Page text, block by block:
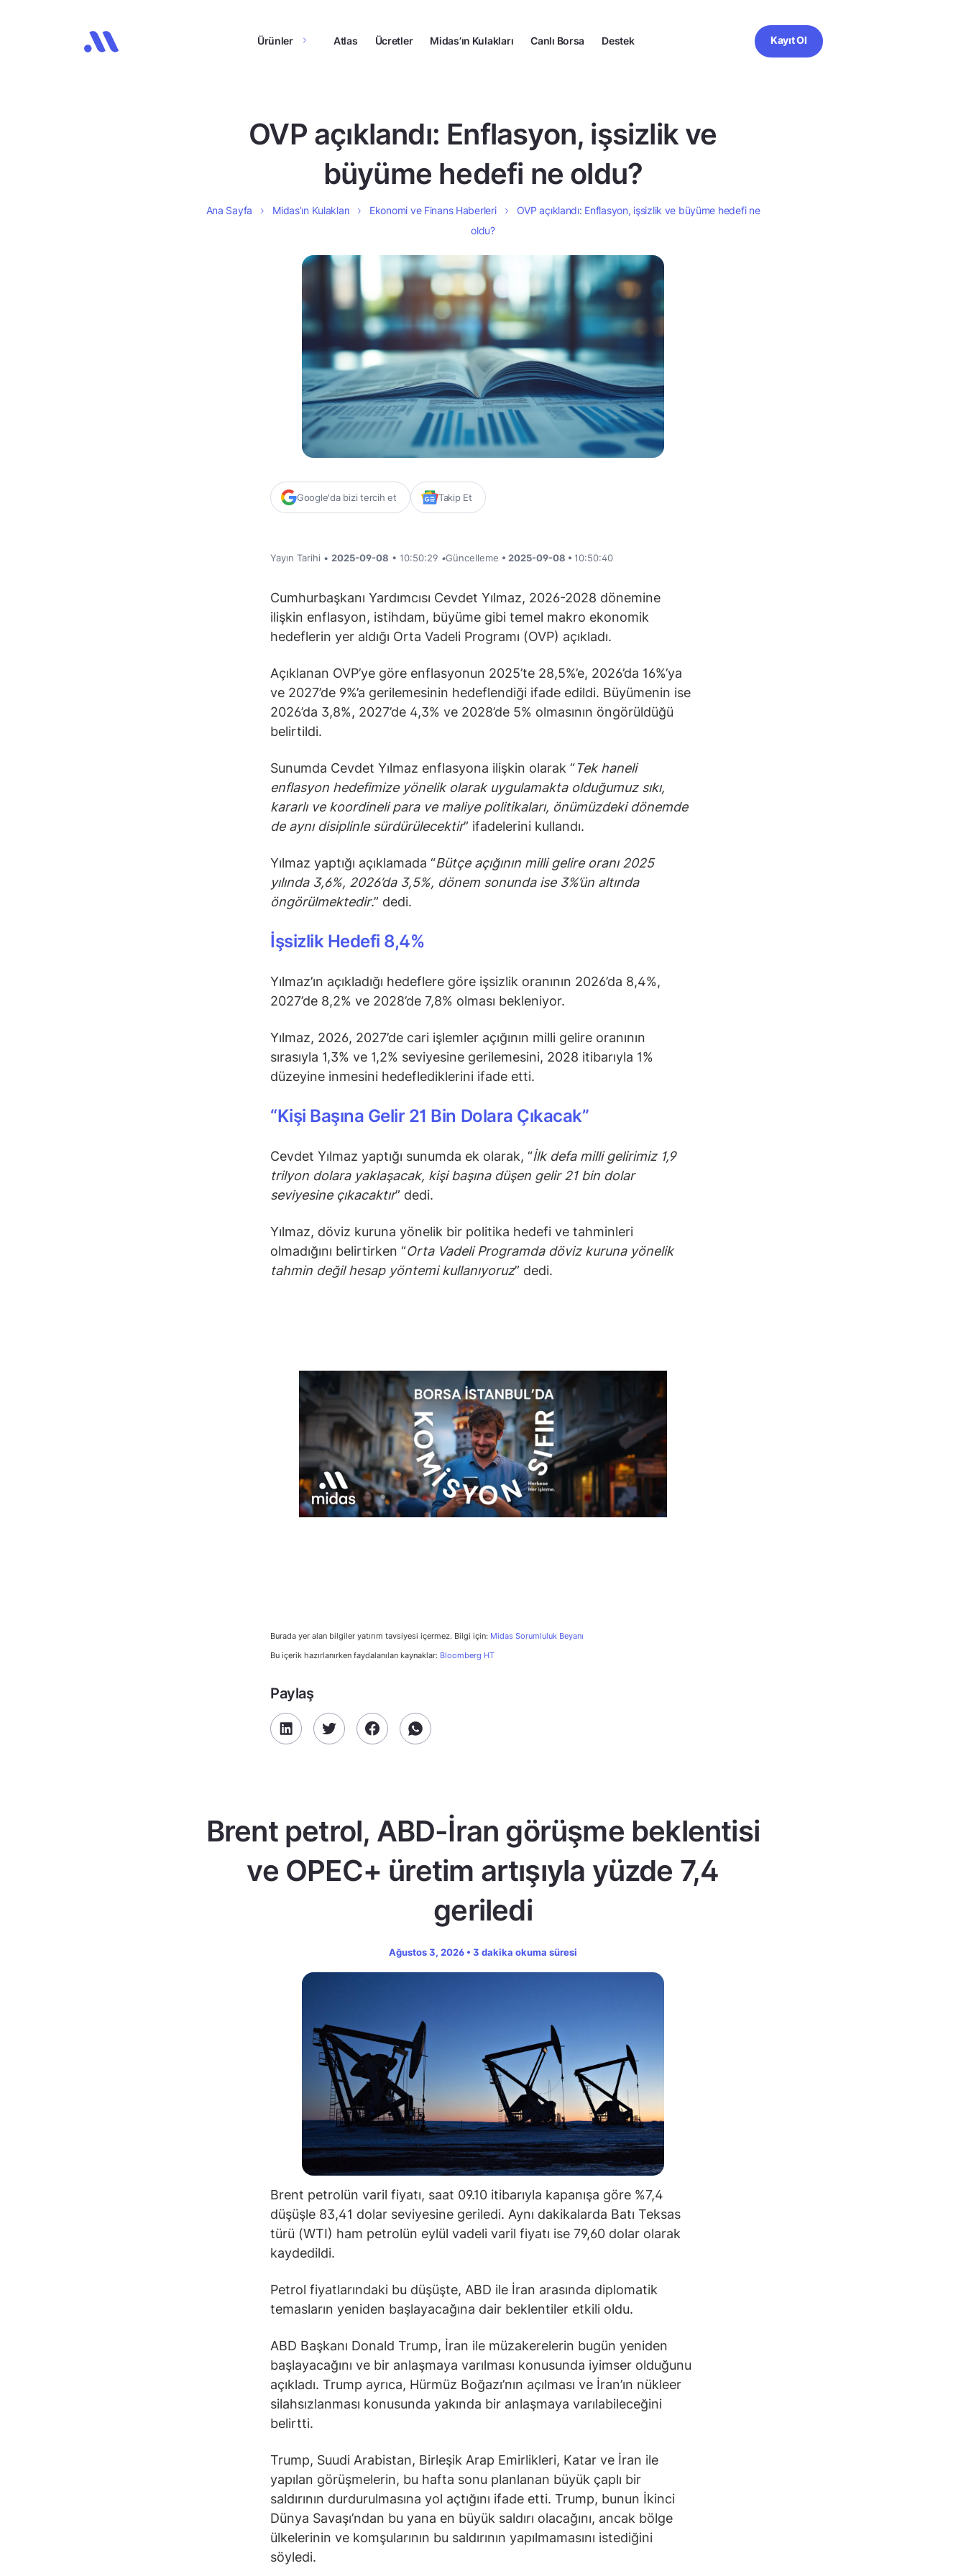
Ürünler Atlas Ücretler Midas’ın Kulakları Canlı Borsa Destek Kayıt Ol
OVP açıklandı: Enflasyon, işsizlik ve
büyüme hedefi ne oldu?
Ana Sayfa Midas’ın Kulakları Ekonomi ve Finans Haberleri
OVP açıklandı: Enflasyon, işsizlik ve büyüme hedefi ne
oldu?
Google'da bizi tercih et Takip Et
Yayın Tarihi • 2025-09-08 • 10:50:29 •Güncelleme • 2025-09-08 • 10:50:40
Cumhurbaşkanı Yardımcısı Cevdet Yılmaz, 2026-2028 dönemine
ilişkin enflasyon, istihdam, büyüme gibi temel makro ekonomik
hedeflerin yer aldığı Orta Vadeli Programı (OVP) açıkladı.
Açıklanan OVP’ye göre enflasyonun 2025’te 28,5%’e, 2026’da 16%’ya
ve 2027’de 9%’a gerilemesinin hedeflendiği ifade edildi. Büyümenin ise
2026’da 3,8%, 2027’de 4,3% ve 2028’de 5% olmasının öngörüldüğü
belirtildi.
Sunumda Cevdet Yılmaz enflasyona ilişkin olarak “Tek haneli
enflasyon hedefimize yönelik olarak uygulamakta olduğumuz sıkı,
kararlı ve koordineli para ve maliye politikaları, önümüzdeki dönemde
de aynı disiplinle sürdürülecektir” ifadelerini kullandı.
Yılmaz yaptığı açıklamada “Bütçe açığının milli gelire oranı 2025
yılında 3,6%, 2026’da 3,5%, dönem sonunda ise 3%’ün altında
öngörülmektedir.” dedi.
İşsizlik Hedefi 8,4%
Yılmaz’ın açıkladığı hedeflere göre işsizlik oranının 2026’da 8,4%,
2027’de 8,2% ve 2028’de 7,8% olması bekleniyor.
Yılmaz, 2026, 2027’de cari işlemler açığının milli gelire oranının
sırasıyla 1,3% ve 1,2% seviyesine gerilemesini, 2028 itibarıyla 1%
düzeyine inmesini hedeflediklerini ifade etti.
“Kişi Başına Gelir 21 Bin Dolara Çıkacak”
Cevdet Yılmaz yaptığı sunumda ek olarak, “İlk defa milli gelirimiz 1,9
trilyon dolara yaklaşacak, kişi başına düşen gelir 21 bin dolar
seviyesine çıkacaktır” dedi.
Yılmaz, döviz kuruna yönelik bir politika hedefi ve tahminleri
olmadığını belirtirken “Orta Vadeli Programda döviz kuruna yönelik
tahmin değil hesap yöntemi kullanıyoruz” dedi.
Burada yer alan bilgiler yatırım tavsiyesi içermez. Bilgi için: Midas Sorumluluk Beyanı
Bu içerik hazırlanırken faydalanılan kaynaklar: Bloomberg HT
Paylaş
Brent petrol, ABD-İran görüşme beklentisi
ve OPEC+ üretim artışıyla yüzde 7,4
geriledi
Ağustos 3, 2026 • 3 dakika okuma süresi
Brent petrolün varil fiyatı, saat 09.10 itibarıyla kapanışa göre %7,4
düşüşle 83,41 dolar seviyesine geriledi. Aynı dakikalarda Batı Teksas
türü (WTI) ham petrolün eylül vadeli varil fiyatı ise 79,60 dolar olarak
kaydedildi.
Petrol fiyatlarındaki bu düşüşte, ABD ile İran arasında diplomatik
temasların yeniden başlayacağına dair beklentiler etkili oldu.
ABD Başkanı Donald Trump, İran ile müzakerelerin bugün yeniden
başlayacağını ve bir anlaşmaya varılması konusunda iyimser olduğunu
açıkladı. Trump ayrıca, Hürmüz Boğazı’nın açılması ve İran’ın nükleer
silahsızlanması konusunda yakında bir anlaşmaya varılabileceğini
belirtti.
Trump, Suudi Arabistan, Birleşik Arap Emirlikleri, Katar ve İran ile
yapılan görüşmelerin, bu hafta sonu planlanan büyük çaplı bir
saldırının durdurulmasına yol açtığını ifade etti. Trump, bunun İkinci
Dünya Savaşı’ndan bu yana en büyük saldırı olacağını, ancak bölge
ülkelerinin ve komşularının bu saldırının yapılmamasını istediğini
söyledi.